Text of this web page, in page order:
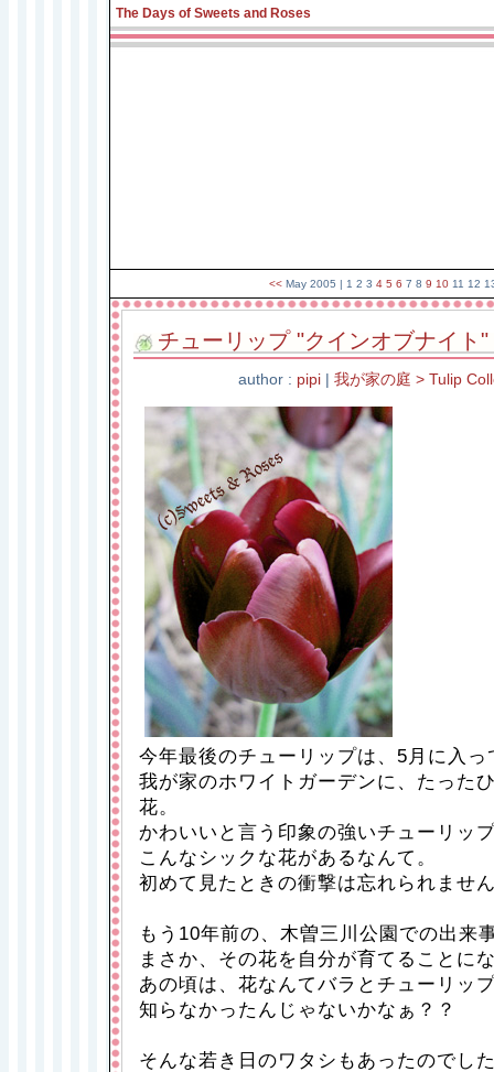
The Days of Sweets and Roses
<< May 2005 | 1 2 3 4 5 6 7 8 9 10 11 12
チューリップ "クインオブナイト"
author : pipi 我が家の庭 > Tulip
今年最後のチューリップは、5月に入
我が家のホワイトガーデンに、たった
花。
かわいいと言う印象の強いチューリッ
こんなシックな花があるなんて。
初めて見たときの衝撃は忘れられませ
もう10年前の、木曽三川公園での出来
まさか、その花を自分が育てることに
あの頃は、花なんてバラとチューリッ
知らなかったんじゃないかなぁ？？
そんな若き日のワタシもあったのでし